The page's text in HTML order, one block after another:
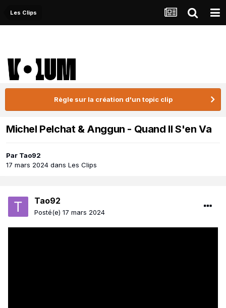
Les Clips
Règle sur la création d'un topic clip
Michel Pelchat & Anggun - Quand Il S'en Va
Par Tao92
17 mars 2024 dans Les Clips
Tao92
Posté(e) 17 mars 2024